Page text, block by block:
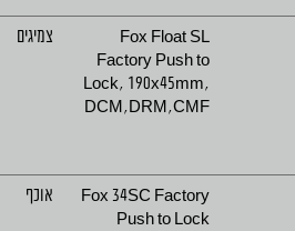
Fox Float SL
Factory Push to
Lock, 190x45mm,
DCM,DRM,CMF
צמיגים
Fox 34SC Factory
Push to Lock
אוכף